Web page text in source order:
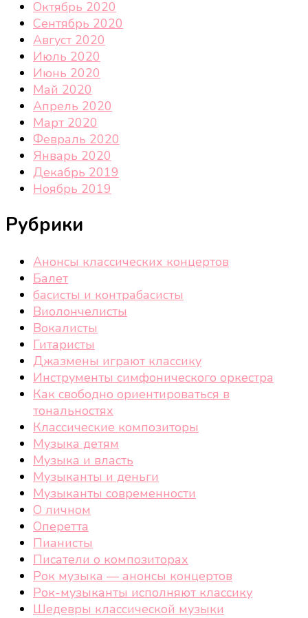
Октябрь 2020
Сентябрь 2020
Август 2020
Июль 2020
Июнь 2020
Май 2020
Апрель 2020
Март 2020
Февраль 2020
Январь 2020
Декабрь 2019
Ноябрь 2019
Рубрики
Анонсы классических концертов
Балет
басисты и контрабасисты
Виолончелисты
Вокалисты
Гитаристы
Джазмены играют классику
Инструменты симфонического оркестра
Как свободно ориентироваться в
тональностях
Классические композиторы
Музыка детям
Музыка и власть
Музыканты и деньги
Музыканты современности
О личном
Оперетта
Пианисты
Писатели о композиторах
Рок музыка — анонсы концертов
Рок-музыканты исполняют классику
Шедевры классической музыки